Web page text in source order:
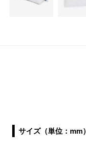
サイズ（単位：mm）